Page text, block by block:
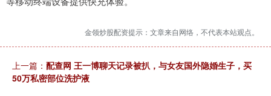
金领炒股配资提示：文章来自网络，不代表本站观点。
上一篇： 配查网 王一博聊天记录被扒，与女友国外隐婚生子，买
50万私密部位洗护液